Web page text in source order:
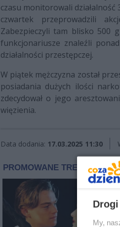
czasu monitorowali
czwartek przeprowadzili
Zabezpieczyli tam blisko 500
funkcjonariusze znaleźli
działalności przestępczej.
W piątek mężczyzna został
posiadania dużych ilości
zdecydował o jego
więzienia.
Data dodania: 17.03.2025 11:30
My,